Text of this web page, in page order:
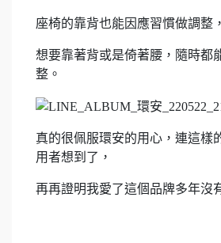
座椅的靠背也能因應習慣做調整，
想要靠著背或是倚著腰，隨時都
整。
真的很佩服環安的用心，連這樣
用者想到了，
再再證明我愛了這個品牌多年沒